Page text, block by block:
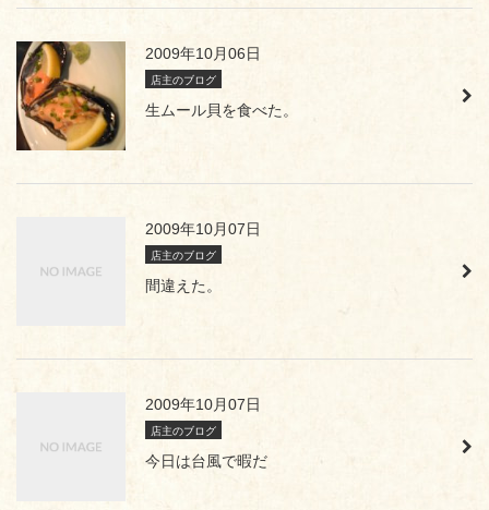
2009年10月06日
店主のブログ
生ムール貝を食べた。
2009年10月07日
店主のブログ
間違えた。
2009年10月07日
店主のブログ
今日は台風で暇だ